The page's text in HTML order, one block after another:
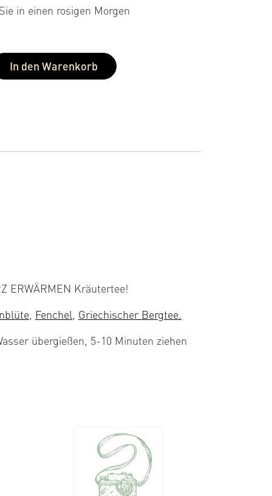
in einen rosigen Morgen
In den Warenkorb
ERWÄRMEN Kräutertee!
, Fenchel, Griechischer Bergtee.
übergießen, 5-10 Minuten ziehen